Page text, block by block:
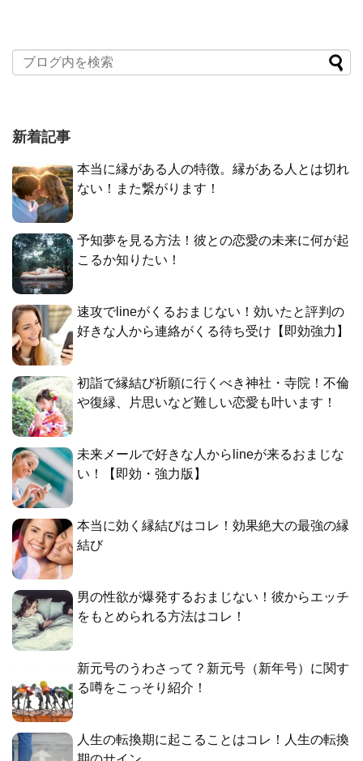
新着記事
本当に縁がある人の特徴。縁がある人とは切れ
ない！また繋がります！
予知夢を見る方法！彼との恋愛の未来に何が起
こるか知りたい！
速攻でlineがくるおまじない！効いたと評判の
好きな人から連絡がくる待ち受け【即効強力】
初詣で縁結び祈願に行くべき神社・寺院！不倫
や復縁、片思いなど難しい恋愛も叶います！
未来メールで好きな人からlineが来るおまじな
い！【即効・強力版】
本当に効く縁結びはコレ！効果絶大の最強の縁
結び
男の性欲が爆発するおまじない！彼からエッチ
をもとめられる方法はコレ！
新元号のうわさって？新元号（新年号）に関す
る噂をこっそり紹介！
人生の転換期に起こることはコレ！人生の転換